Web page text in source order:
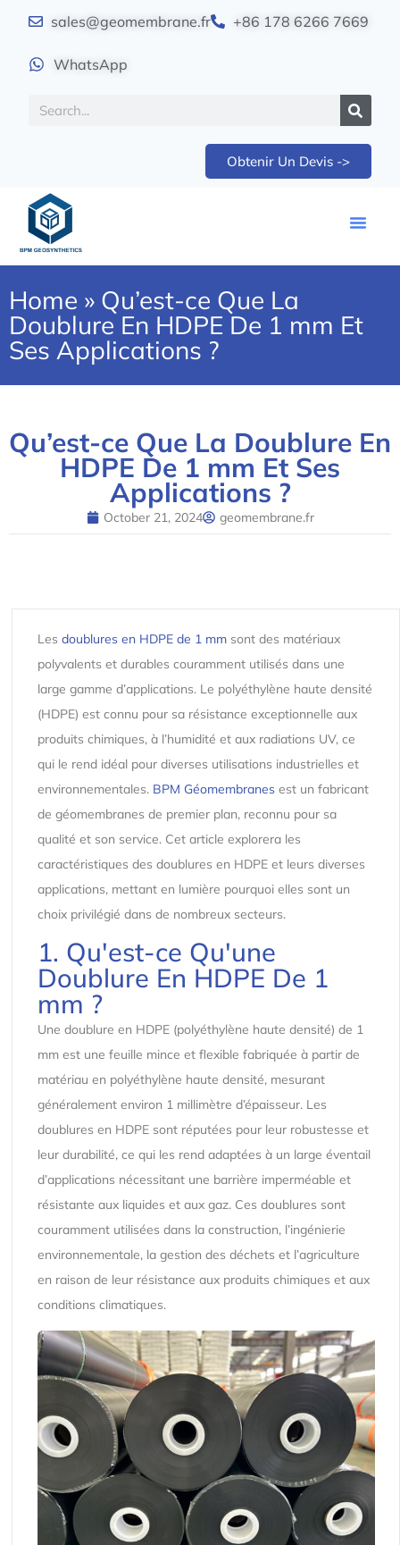
sales@geomembrane.fr +86 178 6266 7669
WhatsApp
Obtenir Un Devis ->
Home » Qu’est-ce Que La
Doublure En HDPE De 1 mm Et
Ses Applications ?
Qu’est-ce Que La Doublure En
HDPE De 1 mm Et Ses
Applications ?
October 21, 2024 geomembrane.fr
Les doublures en HDPE de 1 mmsont des matériaux
polyvalents et durables couramment utilisés dans une
large gamme d’applications. Le polyéthylène haute densité
(HDPE) est connu pour sa résistance exceptionnelle aux
produits chimiques, à l’humidité et aux radiations UV, ce
qui le rend idéal pour diverses utilisations industrielles et
environnementales. BPM Géomembranesest un fabricant
de géomembranes de premier plan, reconnu pour sa
qualité et son service. Cet article explorera les
caractéristiques des doublures en HDPE et leurs diverses
applications, mettant en lumière pourquoi elles sont un
choix privilégié dans de nombreux secteurs.
1. Qu'est-ce Qu'une
Doublure En HDPE De 1
mm ?
Une doublure en HDPE (polyéthylène haute densité) de 1
mm est une feuille mince et flexible fabriquée à partir de
matériau en polyéthylène haute densité, mesurant
généralement environ 1 millimètre d’épaisseur. Les
doublures en HDPE sont réputées pour leur robustesse et
leur durabilité, ce qui les rend adaptées à un large éventail
d’applications nécessitant une barrière imperméable et
résistante aux liquides et aux gaz. Ces doublures sont
couramment utilisées dans la construction, l’ingénierie
environnementale, la gestion des déchets et l’agriculture
en raison de leur résistance aux produits chimiques et aux
conditions climatiques.